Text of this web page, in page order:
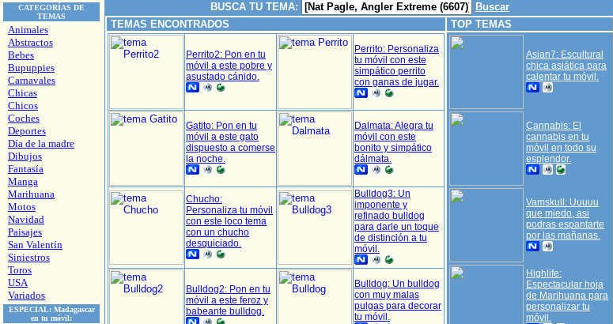
BUSCA TU TEMA:
Buscar
TEMAS ENCONTRADOS
TOP TEMAS
Perrito2: Pon en tu
móvil a este pobre y
asustado cánido.
Perrito: Personaliza
tu móvil con este
simpático perrito
con ganas de jugar.
Gatito: Pon en tu
móvil a este gato
dispuesto a comerse
la noche.
Dalmata: Alegra tu
móvil con este
bonito y simpático
dálmata.
Chucho:
Personaliza tu móvil
con este loco tema
con un chucho
desquiciado.
Bulldog3: Un
imponente y
refinado bulldog
para darle un toque
de distinción a tu
móvil.
Bulldog2: Pon en tu
móvil a este feroz y
babeante bulldog.
Bulldog: Un bulldog
con muy malas
pulgas para decorar
tu móvil.
Asian7: Escultural
chica asiática para
calentar tu móvil.
Cannabis: El
cannabis en tu
móvil en todo su
esplendor.
Vamskull: Uuuuu
que miedo, asi
podras espantarte
por las mañanas.
Highlife:
Espectacular hoja
de Marihuana para
personalizar tu
móvil.
CATEGORÍAS DE
TEMAS
Animales
Abstractos
Bebes
Bupuppies
Carnavales
Chicas
Chicos
Coches
Deportes
Día de la madre
Dibujos
Fantasía
Manga
Marihuana
Motos
Navidad
Paisajes
San Valentín
Siniestros
Toros
USA
Variados
ESPECIAL: Madagascar
en tu móvil: